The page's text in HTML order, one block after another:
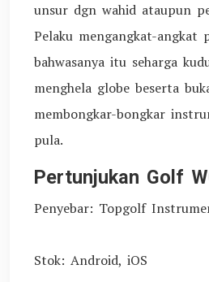
unsur dgn wahid ataupun
Pelaku mengangkat-angkat
bahwasanya itu seharga
menghela globe beserta
membongkar-bongkar
pula.
Pertunjukan Golf
Penyebar: Topgolf
Stok: Android, iOS